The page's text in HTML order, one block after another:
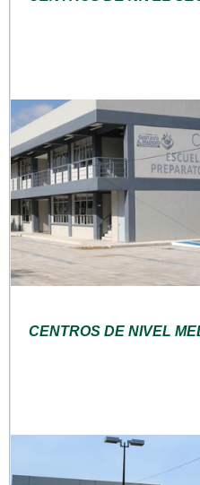
CENTROS DE NIVEL